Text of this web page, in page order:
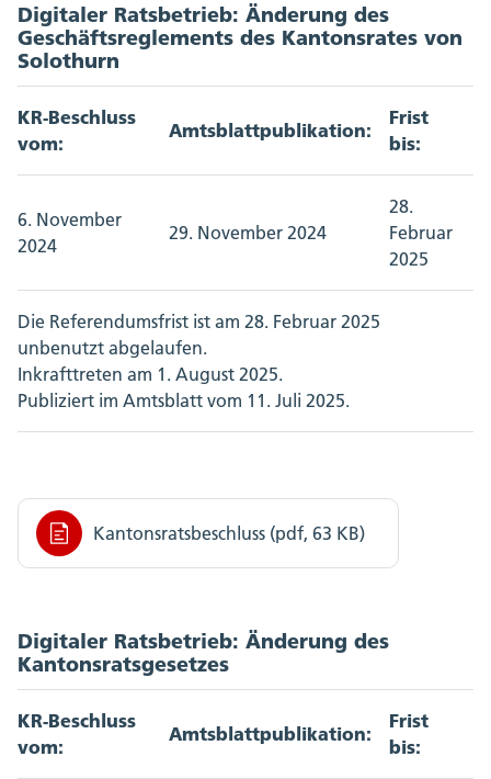
Digitaler Ratsbetrieb: Änderung des
Geschäftsreglements des Kantonsrates von
Solothurn
KR-Beschluss
vom:
Amtsblattpublikation:
Frist
bis:
6. November
2024
29. November 2024
28.
Februar
2025
Die Referendumsfrist ist am 28. Februar 2025
unbenutzt abgelaufen.
Inkrafttreten am 1. August 2025.
Publiziert im Amtsblatt vom 11. Juli 2025.
Kantonsratsbeschluss (pdf, 63 KB)
Digitaler Ratsbetrieb: Änderung des
Kantonsratsgesetzes
KR-Beschluss
vom:
Amtsblattpublikation:
Frist
bis: